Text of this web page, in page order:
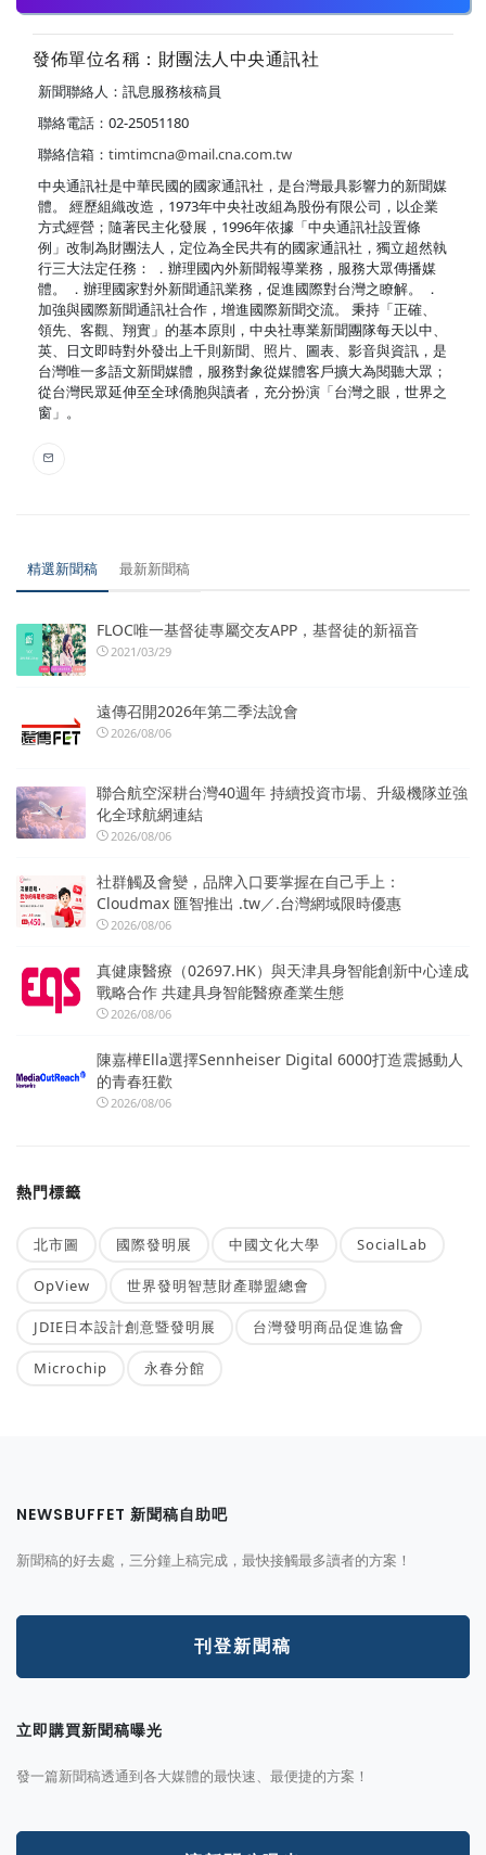
發佈單位名稱：財團法人中央通訊社
新聞聯絡人：訊息服務核稿員
聯絡電話：02-25051180
聯絡信箱： timtimcna@mail.cna.com.tw
中央通訊社是中華民國的國家通訊社，是台灣最具影響力的新聞媒
體。 經歷組織改造，1973年中央社改組為股份有限公司，以企業
方式經營；隨著民主化發展，1996年依據「中央通訊社設置條
例」改制為財團法人，定位為全民共有的國家通訊社，獨立超然執
行三大法定任務： ．辦理國內外新聞報導業務，服務大眾傳播媒
體。 ．辦理國家對外新聞通訊業務，促進國際對台灣之瞭解。 ．
加強與國際新聞通訊社合作，增進國際新聞交流。 秉持「正確、
領先、客觀、翔實」的基本原則，中央社專業新聞團隊每天以中、
英、日文即時對外發出上千則新聞、照片、圖表、影音與資訊，是
台灣唯一多語文新聞媒體，服務對象從媒體客戶擴大為閱聽大眾；
從台灣民眾延伸至全球僑胞與讀者，充分扮演「台灣之眼，世界之
窗」。
精選新聞稿 最新新聞稿
FLOC唯一基督徒專屬交友APP，基督徒的新福音
2021/03/29
遠傳召開2026年第二季法說會
2026/08/06
聯合航空深耕台灣40週年 持續投資市場、升級機隊並強
化全球航網連結
2026/08/06
社群觸及會變，品牌入口要掌握在自己手上：
Cloudmax 匯智推出 .tw／.台灣網域限時優惠
2026/08/06
真健康醫療（02697.HK）與天津具身智能創新中心達成
戰略合作 共建具身智能醫療產業生態
2026/08/06
陳嘉樺Ella選擇Sennheiser Digital 6000打造震撼動人
的青春狂歡
2026/08/06
熱門標籤
北市圖 國際發明展 中國文化大學 SocialLab
OpView 世界發明智慧財產聯盟總會
JDIE日本設計創意暨發明展 台灣發明商品促進協會
Microchip 永春分館
NEWSBUFFET 新聞稿自助吧
新聞稿的好去處，三分鐘上稿完成，最快接觸最多讀者的方案！
刊登新聞稿
立即購買新聞稿曝光
發一篇新聞稿透通到各大媒體的最快速、最便捷的方案！